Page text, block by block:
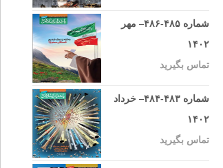
شماره ۴۸۵-۴۸۶– مهر
۱۴۰۲
تماس بگیرید
شماره ۴۸۳-۴۸۴– خرداد
۱۴۰۲
تماس بگیرید